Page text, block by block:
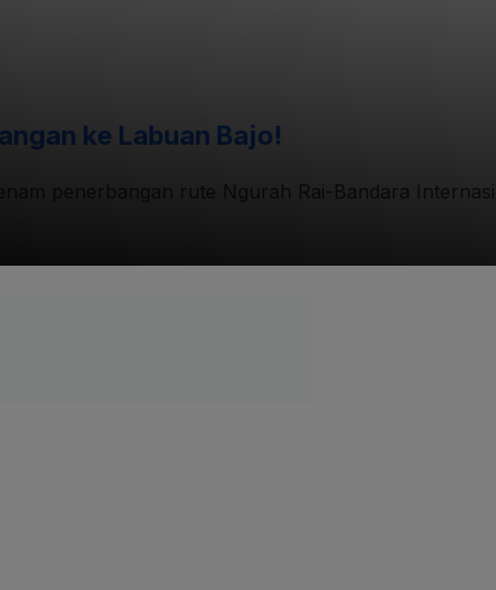
ke Labuan Bajo!
penerbangan rute Ngurah Rai-Bandara